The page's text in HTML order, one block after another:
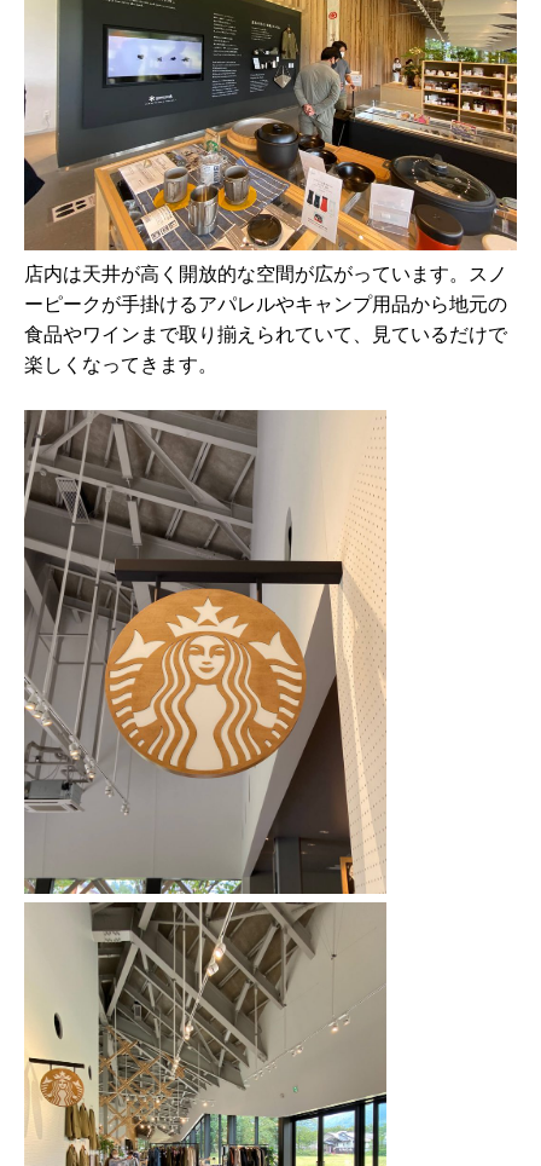
店内は天井が⾼く開放的な空間が広がっています。スノ
ーピークが⼿掛けるアパレルやキャンプ⽤品から地元の
⾷品やワインまで取り揃えられていて、⾒ているだけで
楽しくなってきます。